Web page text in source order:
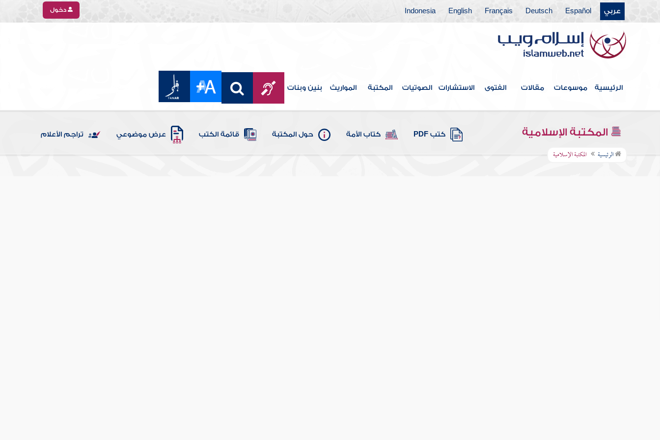
عربي Español
Deutsch
Français
English
Indonesia دخول
الرئيسية موسوعات مقالات الفتوى الاستشارات الصوتيات المكتبة المواريث بنين وبنات
المكتبة الإسلامية كتب PDF كتاب الأمة حول المكتبة قائمة الكتب عرض موضوعي تراجم الأعلام
الرئيسية المكتبة الإسلامية